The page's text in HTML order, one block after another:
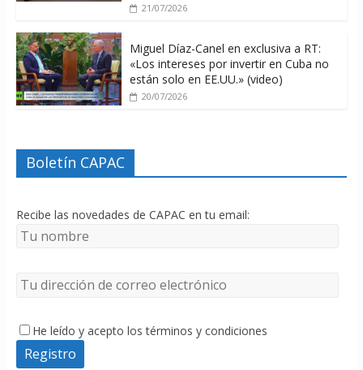
21/07/2026
Miguel Díaz-Canel en exclusiva a RT:
«Los intereses por invertir en Cuba no
están solo en EE.UU.» (video)
20/07/2026
Boletín CAPAC
Recibe las novedades de CAPAC en tu email:
He leído y acepto los términos y condiciones